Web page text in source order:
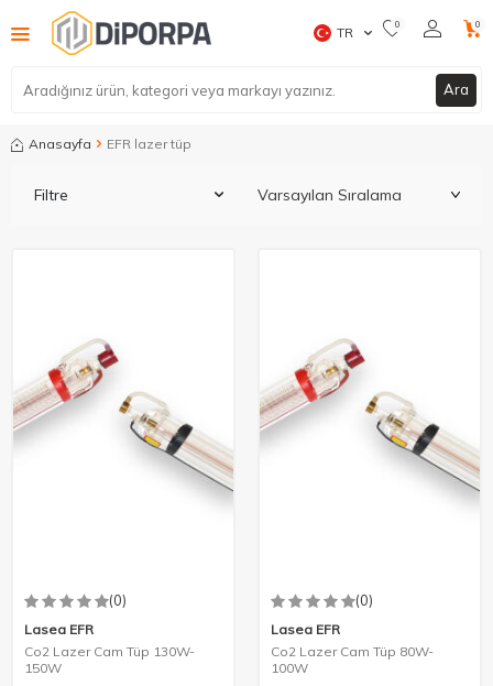
Ara
TR 0 0
Anasayfa EFR lazer tüp
Filtre
(0)
Lasea EFR
Co2 Lazer Cam Tüp 130W-
150W
(0)
Lasea EFR
Co2 Lazer Cam Tüp 80W-
100W